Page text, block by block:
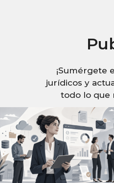
¡Sumérgete
jurídicos y
todo lo que